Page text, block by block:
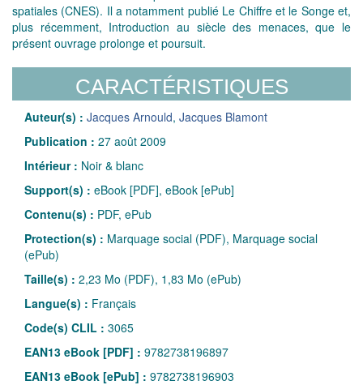
spatiales (CNES). Il a notamment publié Le Chiffre et le Songe et,
plus récemment, Introduction au siècle des menaces, que le
présent ouvrage prolonge et poursuit.
CARACTÉRISTIQUES
Auteur(s) : Jacques Arnould, Jacques Blamont
Publication : 27 août 2009
Intérieur : Noir & blanc
Support(s) : eBook [PDF], eBook [ePub]
Contenu(s) : PDF, ePub
Protection(s) : Marquage social (PDF), Marquage social
(ePub)
Taille(s) : 2,23 Mo (PDF), 1,83 Mo (ePub)
Langue(s) : Français
Code(s) CLIL : 3065
EAN13 eBook [PDF] : 9782738196897
EAN13 eBook [ePub] : 9782738196903